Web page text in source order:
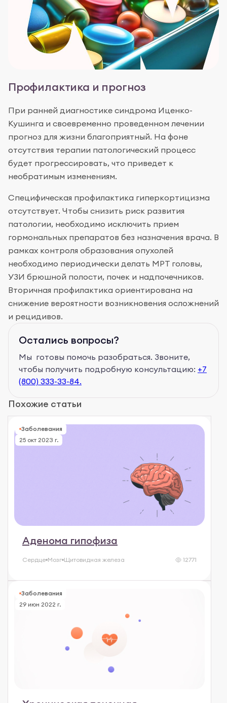
Профилактика и прогноз
При ранней диагностике синдрома Иценко-
Кушинга и своевременно проведенном лечении
прогноз для жизни благоприятный. На фоне
отсутствия терапии патологический процесс
будет прогрессировать, что приведет к
необратимым изменениям.
Специфическая профилактика гиперкортицизма
отсутствует. Чтобы снизить риск развития
патологии, необходимо исключить прием
гормональных препаратов без назначения врача. В
рамках контроля образования опухолей
необходимо периодически делать МРТ головы,
УЗИ брюшной полости, почек и надпочечников.
Вторичная профилактика ориентирована на
снижение вероятности возникновения осложнений
и рецидивов.
Остались вопросы?
Мы готовы помочь разобраться. Звоните,
чтобы получить подробную консультацию: +7
(800) 333-33-84.
Похожие статьи
Заболевания
25 окт 2023 г.
Аденома гипофиза
Сердце Мозг Щитовидная железа 12771
Заболевания
29 июн 2022 г.